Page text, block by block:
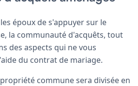
époux de s'appuyer sur le
la communauté d'acquêts, tout
des aspects qui ne vous
du contrat de mariage.
propriété commune sera divisée en